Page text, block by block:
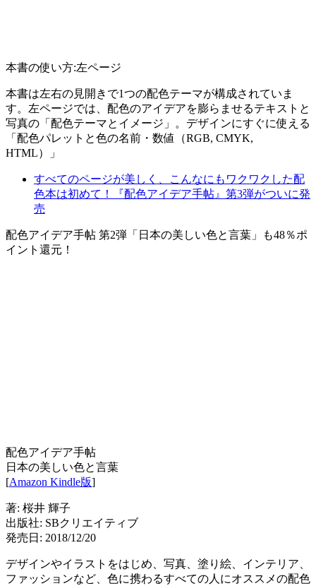
本書の使い方:左ページ
本書は左右の見開きで1つの配色テーマが構成されていま
す。左ページでは、配色のアイデアを膨らませるテキストと
写真の「配色テーマとイメージ」。デザインにすぐに使える
「配色パレットと色の名前・数値（RGB, CMYK,
HTML）」
すべてのページが美しく、こんなにもワクワクした配
色本は初めて！『配色アイデア手帖』第3弾がついに発
売
配色アイデア手帖 第2弾「日本の美しい色と言葉」も48％ポ
イント還元！
配色アイデア手帖
日本の美しい色と言葉
[Amazon Kindle版]
著: 桜井 輝子
出版社: SBクリエイティブ
発売日: 2018/12/20
デザインやイラストをはじめ、写真、塗り絵、インテリア、
ファッションなど、色に携わるすべての人にオススメの配色